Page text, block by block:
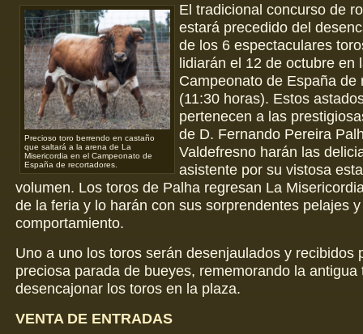
Precioso toro berrendo en castaño
que saltará a la arena de La
Misericordia en el Campeonato de
España de recortadores.
El tradicional concurso de
estará precedido del
de los 6 espectaculares
lidiarán el 12 de octubre en
Campeonato de España de
(11:30 horas). Estos
pertenecen a las
de D. Fernando Pereira
Valdefresno harán las
asistente por su vistosa
volumen. Los toros de Palha regresan La
de la feria y lo harán con sus sorprendentes pelajes
comportamiento.
Uno a uno los toros serán desenjaulados y recibidos
preciosa parada de bueyes, rememorando la antigua
desencajonar los toros en la plaza.
VENTA DE ENTRADAS